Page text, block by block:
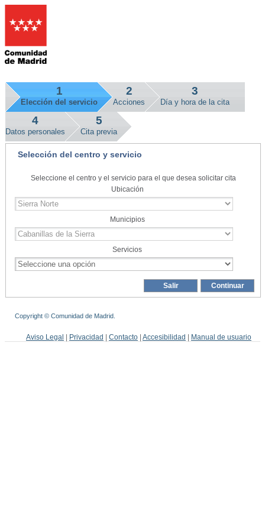
1
Elección del servicio
2
Acciones
3
Día y hora de la cita
4
Datos personales
5
Cita previa
Selección del centro y servicio
Seleccione el centro y el servicio para el que desea solicitar cita
Ubicación
Municipios
Servicios
Copyright © Comunidad de Madrid.
Aviso Legal Privacidad Contacto Accesibilidad Manual de usuario